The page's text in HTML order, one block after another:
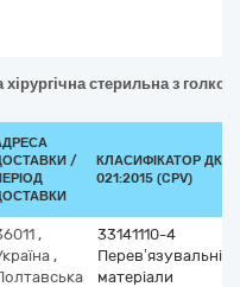
стерильна з
/
КЛАСИФІКАТОР ДК
021:2015 (CPV)
,
,
33141110-4
Перев’язувальні
матеріали